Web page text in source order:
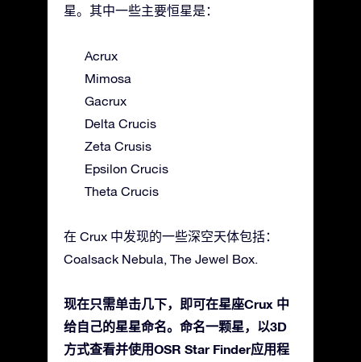
星。其中一些主要恒星是：
Acrux
Mimosa
Gacrux
Delta Crucis
Zeta Crusis
Epsilon Crucis
Theta Crucis
在 Crux 中发现的一些深空天体包括：
Coalsack Nebula, The Jewel Box.
现在只需单击几下，即可在星座Crux 中
给自己的星星命名。命名一颗星，以3D
方式查看并使用OSR Star Finder应用程